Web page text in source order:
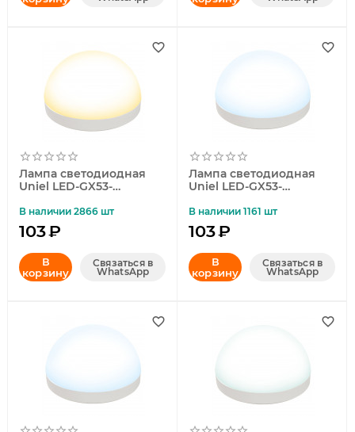
Лампа светодиодная
Uniel LED-GX53-
ERE PLZ02WH UL-
00011787
В наличии 2866 шт
103₽
В
корзину
Связаться в
WhatsApp
Лампа светодиодная
Uniel LED-GX53-
ERE PLZ02WH UL-
00011789
В наличии 1161 шт
103₽
В
корзину
Связаться в
WhatsApp